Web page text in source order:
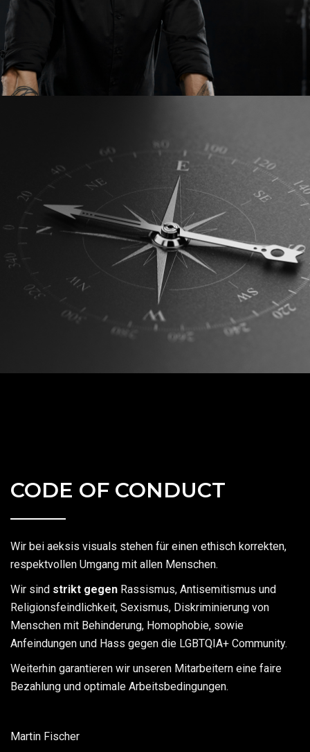
CODE OF CONDUCT
Wir bei aeksis visuals stehen für einen ethisch korrekten,
respektvollen Umgang mit allen Menschen.
Wir sind strikt gegen Rassismus, Antisemitismus und
Religionsfeindlichkeit, Sexismus, Diskriminierung von
Menschen mit Behinderung, Homophobie, sowie
Anfeindungen und Hass gegen die LGBTQIA+ Community.
Weiterhin garantieren wir unseren Mitarbeitern eine faire
Bezahlung und optimale Arbeitsbedingungen.
Martin Fischer